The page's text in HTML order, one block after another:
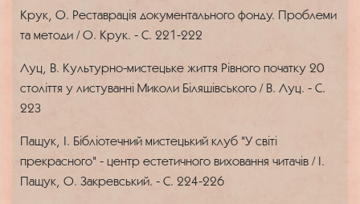
Крук, О. Реставрація документального фонду. Проблеми
та методи / О. Крук. - С. 221-222
Луц, В. Культурно-мистецьке життя Рівного початку 20
століття у листуванні Миколи Біляшівського / В. Луц. - С.
223
Пащук, І. Бібліотечний мистецький клуб "У світі
прекрасного" - центр естетичного виховання читачів / І.
Пащук, О. Закревський. - С. 224-226